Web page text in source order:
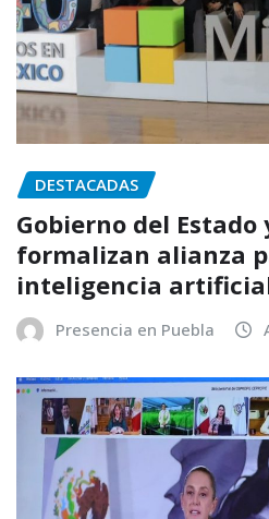
DESTACADAS
Gobierno del
formalizan alianza
inteligencia
Presencia en Puebla